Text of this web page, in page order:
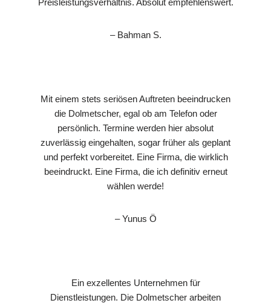
– Bahman S.
Mit einem stets seriösen Auftreten beeindrucken
die Dolmetscher, egal ob am Telefon oder
persönlich. Termine werden hier absolut
zuverlässig eingehalten, sogar früher als geplant
und perfekt vorbereitet. Eine Firma, die wirklich
beeindruckt. Eine Firma, die ich definitiv erneut
wählen werde!
– Yunus Ö
Ein exzellentes Unternehmen für
Dienstleistungen. Die Dolmetscher arbeiten